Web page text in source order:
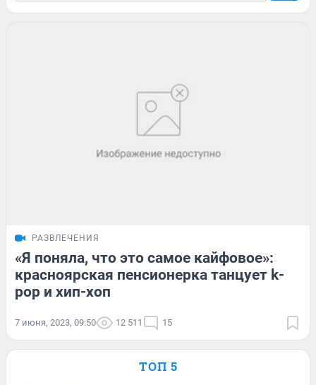
РАЗВЛЕЧЕНИЯ
«Я поняла, что это самое кайфовое»:
красноярская пенсионерка танцует k-
pop и хип-хоп
7 июня, 2023, 09:50 12 511 15
ТОП 5